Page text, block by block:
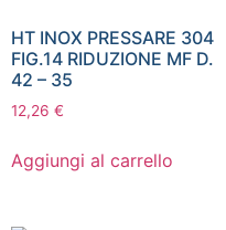
HT INOX PRESSARE 304
FIG.14 RIDUZIONE MF D.
42 – 35
12,26 €
Aggiungi al carrello